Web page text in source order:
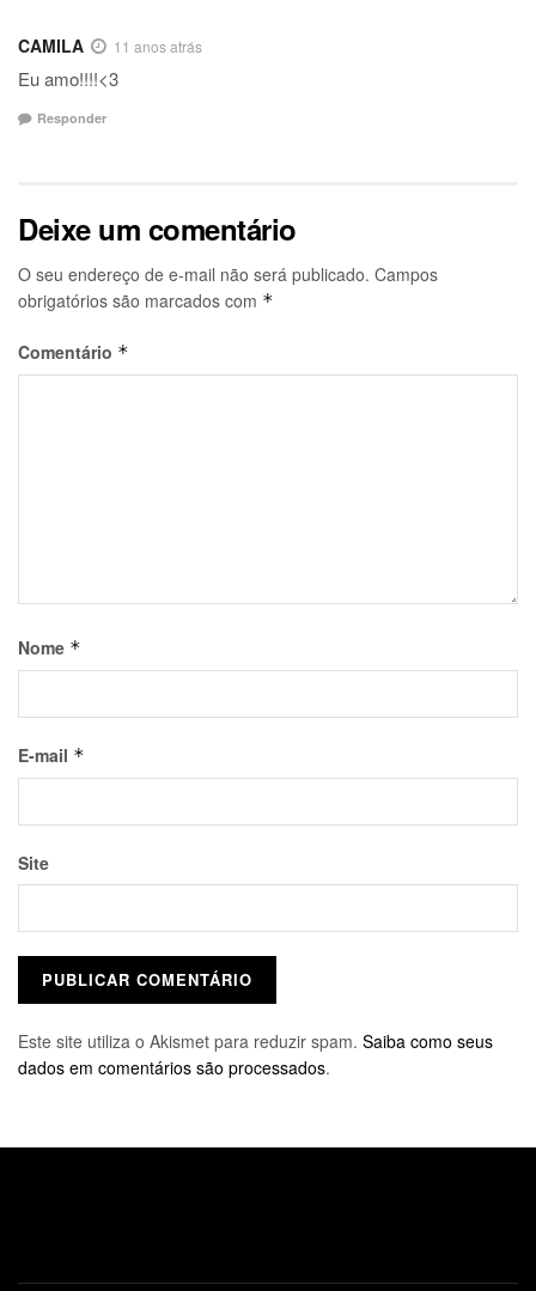
CAMILA 11 anos atrás
Eu amo!!!!<3
Responder
Deixe um comentário
O seu endereço de e-mail não será publicado. Campos
obrigatórios são marcados com *
Comentário *
Nome *
E-mail *
Site
Este site utiliza o Akismet para reduzir spam. Saiba como seus
dados em comentários são processados.